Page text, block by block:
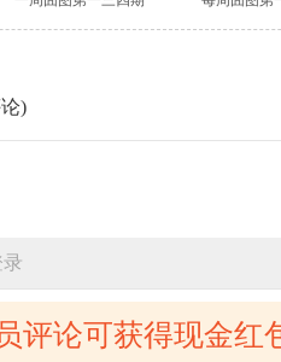
)
录
评论可获得现金红